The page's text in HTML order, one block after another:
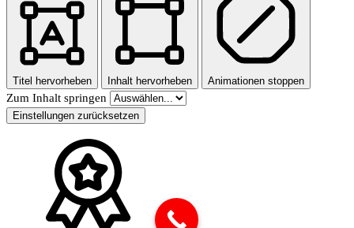
Titel hervorheben Inhalt hervorheben Animationen stoppen
Zum Inhalt springen
Einstellungen zurücksetzen